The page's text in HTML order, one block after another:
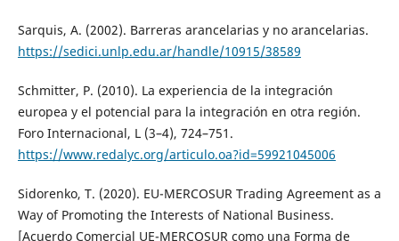
Sarquis, A. (2002). Barreras arancelarias y no arancelarias.
https://sedici.unlp.edu.ar/handle/10915/38589
Schmitter, P. (2010). La experiencia de la integración
europea y el potencial para la integración en otra región.
Foro Internacional, L (3–4), 724–751.
https://www.redalyc.org/articulo.oa?id=59921045006
Sidorenko, T. (2020). EU-MERCOSUR Trading Agreement as a
Way of Promoting the Interests of National Business.
[Acuerdo Comercial UE-MERCOSUR como una Forma de